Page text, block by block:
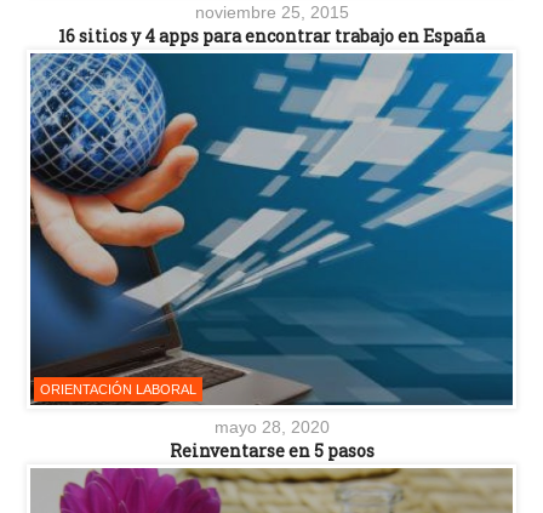
noviembre 25, 2015
16 sitios y 4 apps para encontrar trabajo en España
ORIENTACIÓN LABORAL
mayo 28, 2020
Reinventarse en 5 pasos